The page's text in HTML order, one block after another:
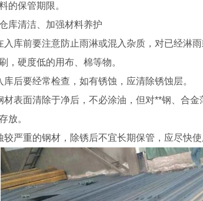
的保管期限。
库清洁、加强材料养护
入库前要注意防止雨淋或混入杂质，对已经淋
，硬度低的用布、棉等物。
库后要经常检查，如有锈蚀，应清除锈蚀层。
材表面清除于净后，不必涂油，但对**钢、合
放。
较严重的钢材，除锈后不宜长期保管，应尽快使